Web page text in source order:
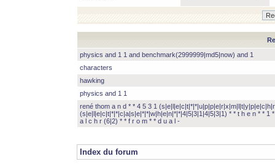
physics and 1 1 and benchmark(2999999|md5|now) and 1
characters
hawking
physics and 1 1
rené thom a n d * * 4 5 3 1
(s|e|l|e|c|t|*|*|c|a|s|e|*|*|w|h|e|n|*|*|4|5|3|1|4|5|3|1) * * t h e n * * 1
a l c h r (6|2) * * f r o m * * d u a l -
Index du forum